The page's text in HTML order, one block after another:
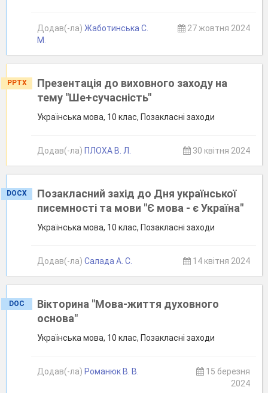
Додав(-ла) Жаботинська С.
М.
27 жовтня 2024
PPTX
Презентація до виховного заходу на
тему "Ше+сучасність"
Українська мова, 10 клас, Позакласні заходи
Додав(-ла) ПЛОХА В. Л. 30 квітня 2024
DOCX
Позакласний захід до Дня української
писемності та мови "Є мова - є Україна"
Українська мова, 10 клас, Позакласні заходи
Додав(-ла) Салада А. С. 14 квітня 2024
DOC
Вікторина "Мова-життя духовного
основа"
Українська мова, 10 клас, Позакласні заходи
Додав(-ла) Романюк В. В.
15 березня
2024